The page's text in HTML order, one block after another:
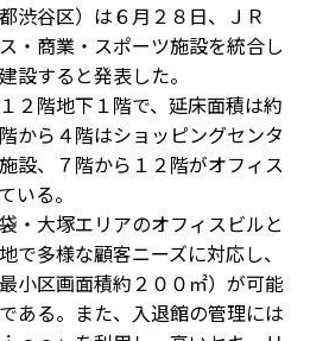
渋谷区）は６月２８日、ＪＲ
・商業・スポーツ施設を統合し
設すると発表した。
２階地下１階で、延床面積は約
から４階はショッピングセンタ
設、７階から１２階がオフィス
いる。
・大塚エリアのオフィスビルと
で多様な顧客ニーズに対応し、
小区画面積約２００㎡）が可能
ある。また、入退館の管理には